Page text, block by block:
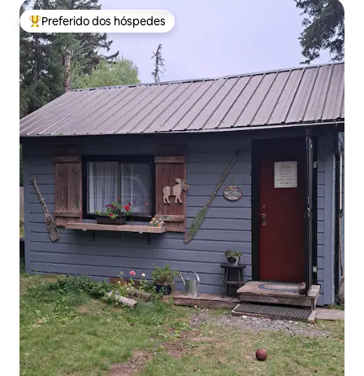
Entre os melhores preferidos dos hóspedes
Preferido dos hóspedes